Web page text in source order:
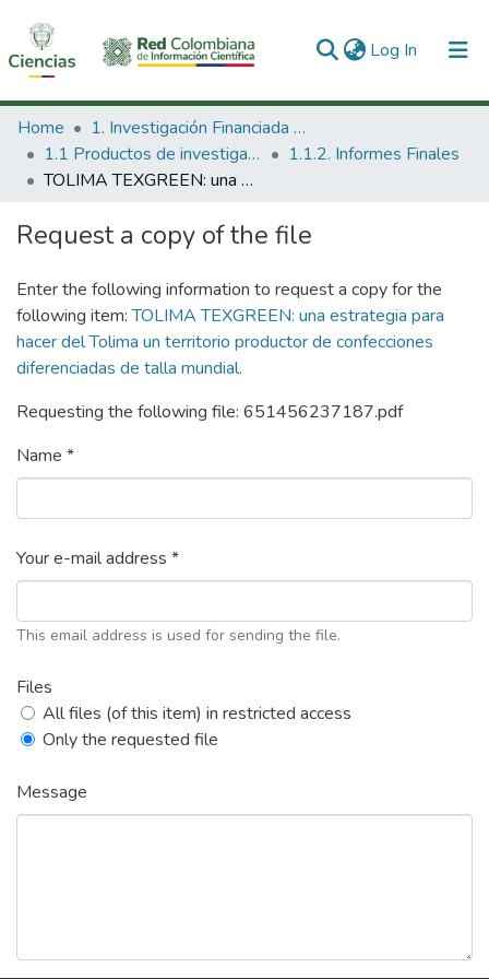
Log In (current)
Communities & Collections
All of DSpace
Home
1. Investigación Financiada con Recursos Públicos
1.1 Productos de investigación
1.1.2. Informes Finales
TOLIMA TEXGREEN: una estrategia para hacer del Tolima un territorio productor de confecciones diferenciadas de talla mundial.
Request a copy of the file
Enter the following information to request a copy for the
following item:TOLIMA TEXGREEN: una estrategia para
hacer del Tolima un territorio productor de confecciones
diferenciadas de talla mundial.
Requesting the following file: 651456237187.pdf
Name *
Your e-mail address *
This email address is used for sending the file.
Files
All files (of this item) in restricted access
Only the requested file
Message